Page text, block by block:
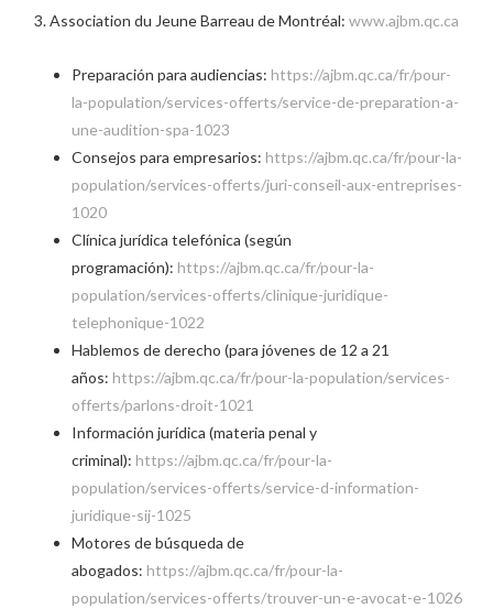
Association du Jeune Barreau de Montréal: www.ajbm.qc.ca
Preparación para audiencias: https://ajbm.qc.ca/fr/pour-
la-population/services-offerts/service-de-preparation-a-
une-audition-spa-1023
Consejos para empresarios: https://ajbm.qc.ca/fr/pour-la-
population/services-offerts/juri-conseil-aux-entreprises-
1020
Clínica jurídica telefónica (según
programación): https://ajbm.qc.ca/fr/pour-la-
population/services-offerts/clinique-juridique-
telephonique-1022
Hablemos de derecho (para jóvenes de 12 a 21
años: https://ajbm.qc.ca/fr/pour-la-population/services-
offerts/parlons-droit-1021
Información jurídica (materia penal y
criminal): https://ajbm.qc.ca/fr/pour-la-
population/services-offerts/service-d-information-
juridique-sij-1025
Motores de búsqueda de
abogados: https://ajbm.qc.ca/fr/pour-la-
population/services-offerts/trouver-un-e-avocat-e-1026